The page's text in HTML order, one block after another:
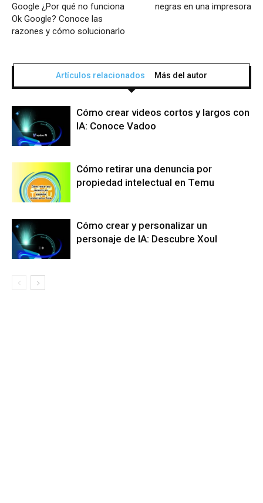
Google ¿Por qué no funciona
Ok Google? Conoce las
razones y cómo solucionarlo
negras en una impresora
Artículos relacionados Más del autor
Cómo crear videos cortos y largos con
IA: Conoce Vadoo
Cómo retirar una denuncia por
propiedad intelectual en Temu
Cómo crear y personalizar un
personaje de IA: Descubre Xoul